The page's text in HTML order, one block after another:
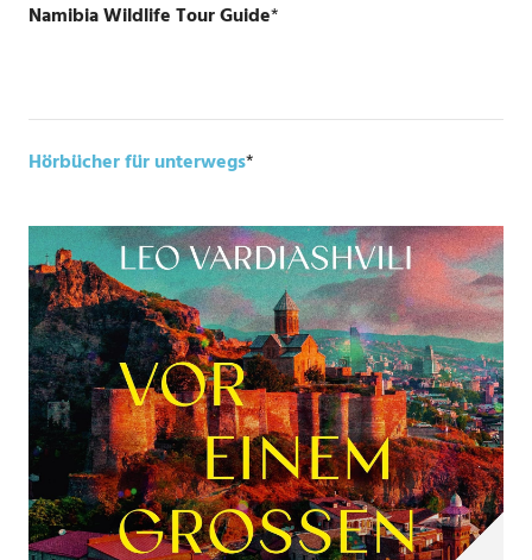
Namibia Wildlife Tour Guide*
Hörbücher für unterwegs*